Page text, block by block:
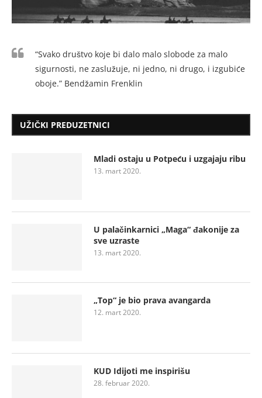
“Svako društvo koje bi dalo malo slobode za malo
sigurnosti, ne zaslužuje, ni jedno, ni drugo, i izgubiće
oboje.” Bendžamin Frenklin
UŽIČKI PREDUZETNICI
Mladi ostaju u Potpeću i uzgajaju ribu
13. mart 2020.
U palačinkarnici „Maga“ đakonije za
sve uzraste
13. mart 2020.
„Top“ je bio prava avangarda
12. mart 2020.
KUD Idijoti me inspirišu
28. februar 2020.